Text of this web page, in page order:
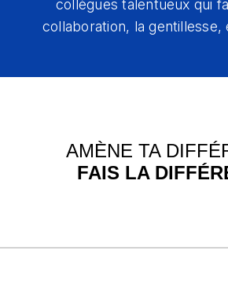
collègues talentueux qui
collaboration, la gentillesse,
AMÈNE TA
FAIS LA